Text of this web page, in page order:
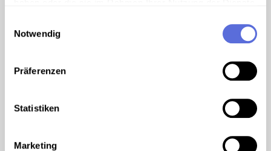
Notwendig
Präferenzen
Statistiken
Marketing